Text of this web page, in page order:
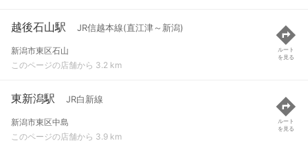
越後石山駅 JR信越本線(直江津～新潟)
新潟市東区石山
このページの店舗から 3.2 km
ルート
を見る
東新潟駅 JR白新線
新潟市東区中島
このページの店舗から 3.9 km
ルート
を見る